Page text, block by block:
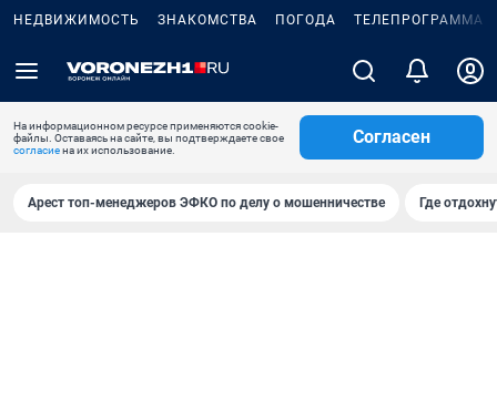
НЕДВИЖИМОСТЬ ЗНАКОМСТВА ПОГОДА ТЕЛЕПРОГРАММА
На информационном ресурсе применяются cookie-
файлы. Оставаясь на сайте, вы подтверждаете свое
согласиена их использование.
Согласен
Арест топ-менеджеров ЭФКО по делу о мошенничестве Где